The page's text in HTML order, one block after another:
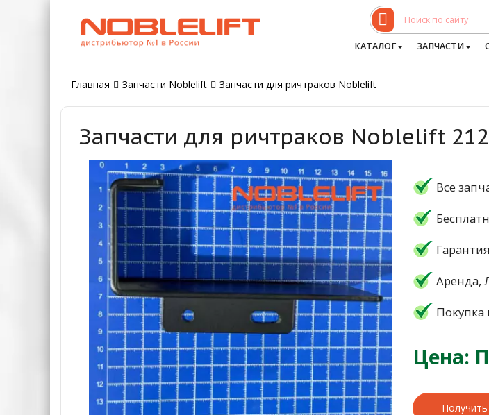
КАТАЛОГ ЗАПЧАСТИ
Главная Запчасти Noblelift Запчасти для ричтраков Noblelift
Запчасти для ричтраков Noblelift
Все
Аренда,
Покупка
Цена: